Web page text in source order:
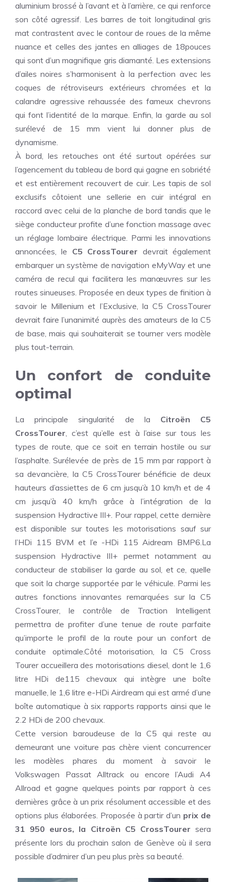
aluminium brossé à l’avant et à l’arrière, ce qui renforce
son côté agressif. Les barres de toit longitudinal gris
mat contrastent avec le contour de roues de la même
nuance et celles des jantes en alliages de 18pouces
qui sont d’un magnifique gris diamanté. Les extensions
d’ailes noires s’harmonisent à la perfection avec les
coques de rétroviseurs extérieurs chromées et la
calandre agressive rehaussée des fameux chevrons
qui font l’identité de la marque. Enfin, la garde au sol
surélevé de 15 mm vient lui donner plus de
dynamisme.
À bord, les retouches ont été surtout opérées sur
l’agencement du tableau de bord qui gagne en sobriété
et est entièrement recouvert de cuir. Les tapis de sol
exclusifs côtoient une sellerie en cuir intégral en
raccord avec celui de la planche de bord tandis que le
siège conducteur profite d’une fonction massage avec
un réglage lombaire électrique. Parmi les innovations
annoncées, le C5 CrossTourer devrait également
embarquer un système de navigation eMyWay et une
caméra de recul qui facilitera les manœuvres sur les
routes sinueuses. Proposée en deux types de finition à
savoir le Millenium et l’Exclusive, la C5 CrossTourer
devrait faire l’unanimité auprès des amateurs de la C5
de base, mais qui souhaiterait se tourner vers modèle
plus tout-terrain.
Un confort de conduite
optimal
La principale singularité de la Citroën C5
CrossTourer, c’est qu’elle est à l’aise sur tous les
types de route, que ce soit en terrain hostile ou sur
l’asphalte. Surélevée de près de 15 mm par rapport à
sa devancière, la C5 CrossTourer bénéficie de deux
hauteurs d’assiettes de 6 cm jusqu’à 10 km/h et de 4
cm jusqu’à 40 km/h grâce à l’intégration de la
suspension Hydractive III+. Pour rappel, cette dernière
est disponible sur toutes les motorisations sauf sur
l’HDi 115 BVM et l’e -HDi 115 Aidream BMP6.La
suspension Hydractive III+ permet notamment au
conducteur de stabiliser la garde au sol, et ce, quelle
que soit la charge supportée par le véhicule. Parmi les
autres fonctions innovantes remarquées sur la C5
CrossTourer, le contrôle de Traction Intelligent
permettra de profiter d’une tenue de route parfaite
qu’importe le profil de la route pour un confort de
conduite optimale.Côté motorisation, la C5 Cross
Tourer accueillera des motorisations diesel, dont le 1,6
litre HDi de115 chevaux qui intègre une boîte
manuelle, le 1,6 litre e-HDi Airdream qui est armé d’une
boîte automatique à six rapports rapports ainsi que le
2.2 HDi de 200 chevaux.
Cette version baroudeuse de la C5 qui reste au
demeurant une voiture pas chère vient concurrencer
les modèles phares du moment à savoir le
Volkswagen Passat Alltrack ou encore l’Audi A4
Allroad et gagne quelques points par rapport à ces
dernières grâce à un prix résolument accessible et des
options plus élaborées. Proposée à partir d’un prix de
31 950 euros, la Citroën C5 CrossTourer sera
présente lors du prochain salon de Genève où il sera
possible d’admirer d’un peu plus près sa beauté.